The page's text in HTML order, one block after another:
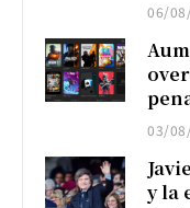
06/
03/
y la